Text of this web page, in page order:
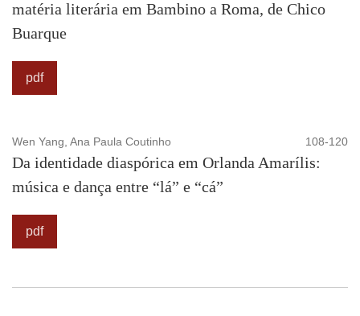
matéria literária em Bambino a Roma, de Chico
Buarque
pdf
Wen Yang, Ana Paula Coutinho 108-120
Da identidade diaspórica em Orlanda Amarílis:
música e dança entre “lá” e “cá”
pdf